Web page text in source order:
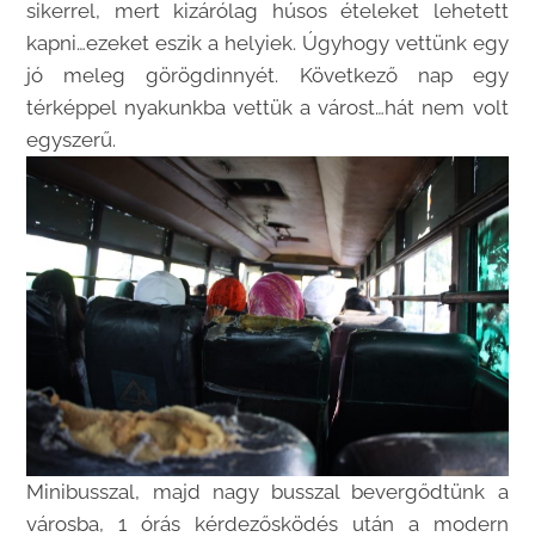
sikerrel, mert kizárólag húsos ételeket lehetett
kapni…ezeket eszik a helyiek. Úgyhogy vettünk egy
jó meleg görögdinnyét. Következő nap egy
térképpel nyakunkba vettük a várost…hát nem volt
egyszerű.
Minibusszal, majd nagy busszal bevergődtünk a
városba, 1 órás kérdezősködés után a modern